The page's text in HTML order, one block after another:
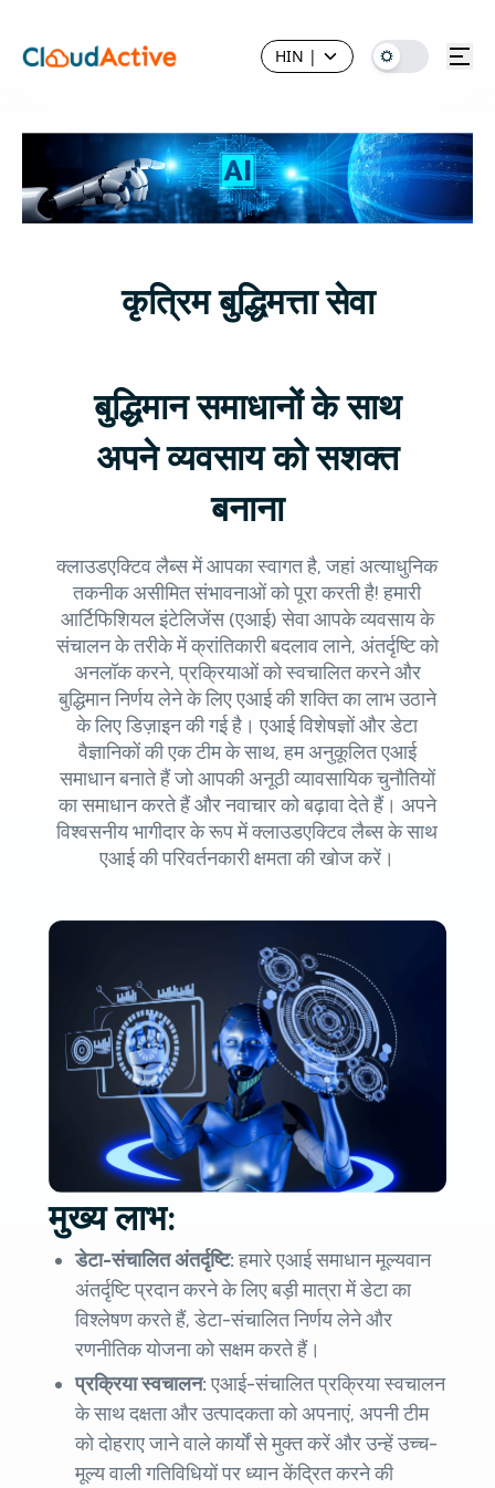
HIN |
कृत्रिम बुद्धिमत्ता सेवा
बुद्धिमान समाधानों के साथ
अपने व्यवसाय को सशक्त
बनाना
क्लाउडएक्टिव लैब्स में आपका स्वागत है, जहां अत्याधुनिक
तकनीक असीमित संभावनाओं को पूरा करती है! हमारी
आर्टिफिशियल इंटेलिजेंस (एआई) सेवा आपके व्यवसाय के
संचालन के तरीके में क्रांतिकारी बदलाव लाने, अंतर्दृष्टि को
अनलॉक करने, प्रक्रियाओं को स्वचालित करने और
बुद्धिमान निर्णय लेने के लिए एआई की शक्ति का लाभ उठाने
के लिए डिज़ाइन की गई है। एआई विशेषज्ञों और डेटा
वैज्ञानिकों की एक टीम के साथ, हम अनुकूलित एआई
समाधान बनाते हैं जो आपकी अनूठी व्यावसायिक चुनौतियों
का समाधान करते हैं और नवाचार को बढ़ावा देते हैं। अपने
विश्वसनीय भागीदार के रूप में क्लाउडएक्टिव लैब्स के साथ
एआई की परिवर्तनकारी क्षमता की खोज करें।
मुख्य लाभ:
डेटा-संचालित अंतर्दृष्टि:हमारे एआई समाधान मूल्यवान
अंतर्दृष्टि प्रदान करने के लिए बड़ी मात्रा में डेटा का
विश्लेषण करते हैं, डेटा-संचालित निर्णय लेने और
रणनीतिक योजना को सक्षम करते हैं।
प्रक्रिया स्वचालन:एआई-संचालित प्रक्रिया स्वचालन
के साथ दक्षता और उत्पादकता को अपनाएं, अपनी टीम
को दोहराए जाने वाले कार्यों से मुक्त करें और उन्हें उच्च-
मूल्य वाली गतिविधियों पर ध्यान केंद्रित करने की